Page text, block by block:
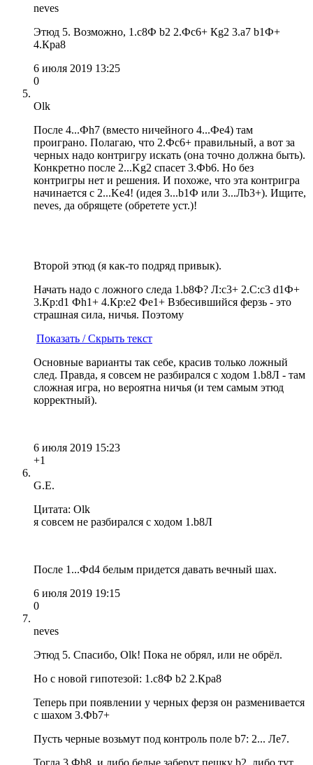
neves
Этюд 5. Возможно, 1.c8Ф b2 2.Фc6+ Кg2 3.a7 b1Ф+
4.Крa8
6 июля 2019 13:25
0
Olk
После 4...Фh7 (вместо ничейного 4...Фe4) там
проиграно. Полагаю, что 2.Фc6+ правильный, а вот за
черных надо контригру искать (она точно должна быть).
Конкретно после 2...Kg2 спасет 3.Фb6. Но без
контригры нет и решения. И похоже, что эта контригра
начинается с 2...Ke4! (идея 3...b1Ф или 3...Лb3+). Ищите,
neves, да обрящете (обретете уст.)!
Второй этюд (я как-то подряд привык).
Начать надо с ложного следа 1.b8Ф? Л:c3+ 2.C:c3 d1Ф+
3.Кр:d1 Фh1+ 4.Кр:e2 Фe1+ Взбесившийся ферзь - это
страшная сила, ничья. Поэтому
Показать / Скрыть текст
Основные варианты так себе, красив только ложный
след. Правда, я совсем не разбирался с ходом 1.b8Л - там
сложная игра, но вероятна ничья (и тем самым этюд
корректный).
6 июля 2019 15:23
+1
G.E.
Цитата: Olk
я совсем не разбирался с ходом 1.b8Л
После 1...Фd4 белым придется давать вечный шах.
6 июля 2019 19:15
0
neves
Этюд 5. Спасибо, Olk! Пока не обрял, или не обрёл.
Но с новой гипотезой: 1.c8Ф b2 2.Крa8
Теперь при появлении у черных ферзя он разменивается
с шахом 3.Фb7+
Пусть черные возьмут под контроль поле b7: 2... Лe7.
Тогда 3.Фb8, и либо белые заберут пешку b2, либо тут